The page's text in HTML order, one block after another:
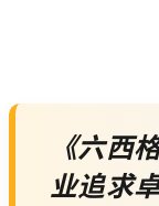
《六西
业追求